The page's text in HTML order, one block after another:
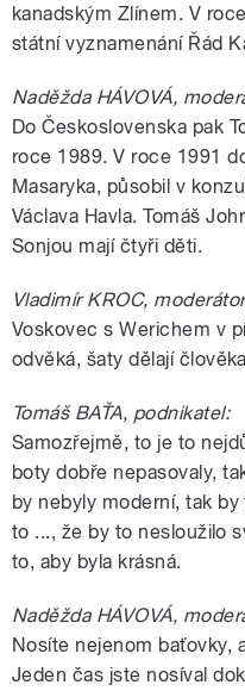
kanadským Zlínem. V
státní vyznamenání Řád
Naděžda HÁVOVÁ,
Do Československa pak
roce 1989. V roce 1991
Masaryka, působil v
Václava Havla. Tomáš
Sonjou mají čtyři děti.
Vladimír KROC,
Voskovec s Werichem v
odvěká, šaty dělají
Tomáš BAŤA, podnikatel:
Samozřejmě, to je to
boty dobře nepasovaly,
by nebyly moderní, tak
to ..., že by to nesloužilo
to, aby byla krásná.
Naděžda HÁVOVÁ,
Nosíte nejenom baťovky,
Jeden čas jste nosíval